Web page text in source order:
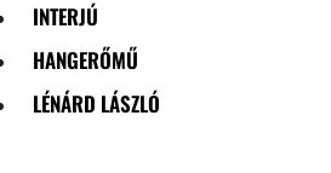
INTERJÚ
HANGERŐMŰ
LÉNÁRD LÁSZLÓ